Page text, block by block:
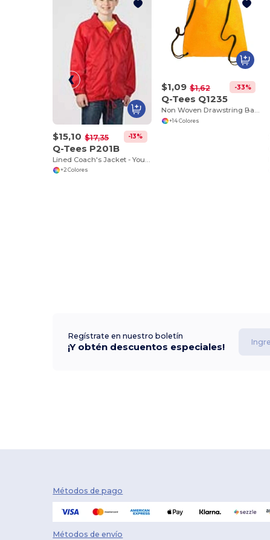
$15,10 $17,35 -13%
Q-Tees P201B
Lined Coach's Jacket - Youth
+2 Colores
$1,09 $1,62 -33%
Q-Tees Q1235
Non Woven Drawstring Backpack
+14 Colores
Regístrate en nuestro boletín
¡Y obtén descuentos especiales!
Métodos de pago
Métodos de envío